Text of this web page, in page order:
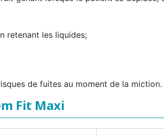
retenant les liquides;
de fuites au moment de la miction.
Fit Maxi